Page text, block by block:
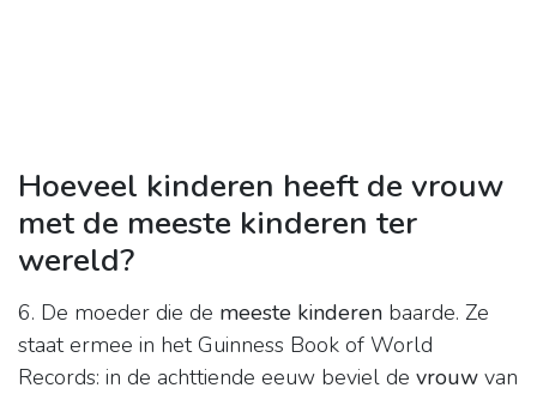
Hoeveel kinderen heeft de vrouw
met de meeste kinderen ter
wereld?
6. De moeder die de meeste kinderen baarde. Ze
staat ermee in het Guinness Book of World
Records: in de achttiende eeuw beviel de vrouw van